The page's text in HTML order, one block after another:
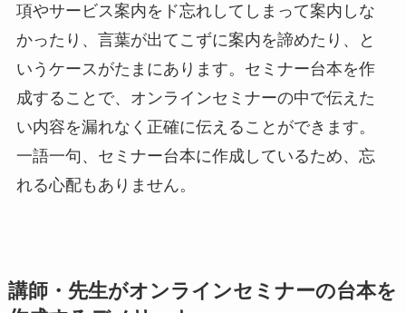
項やサービス案内をド忘れしてしまって案内しな
かったり、言葉が出てこずに案内を諦めたり、と
いうケースがたまにあります。セミナー台本を作
成することで、オンラインセミナーの中で伝えた
い内容を漏れなく正確に伝えることができます。
一語一句、セミナー台本に作成しているため、忘
れる心配もありません。
講師・先生がオンラインセミナーの台本を